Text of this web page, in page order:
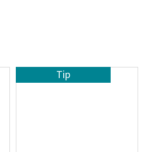
Tip